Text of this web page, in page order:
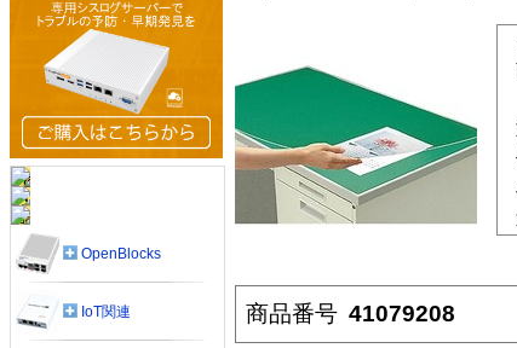
商品番号 41079208
OpenBlocks
IoT関連